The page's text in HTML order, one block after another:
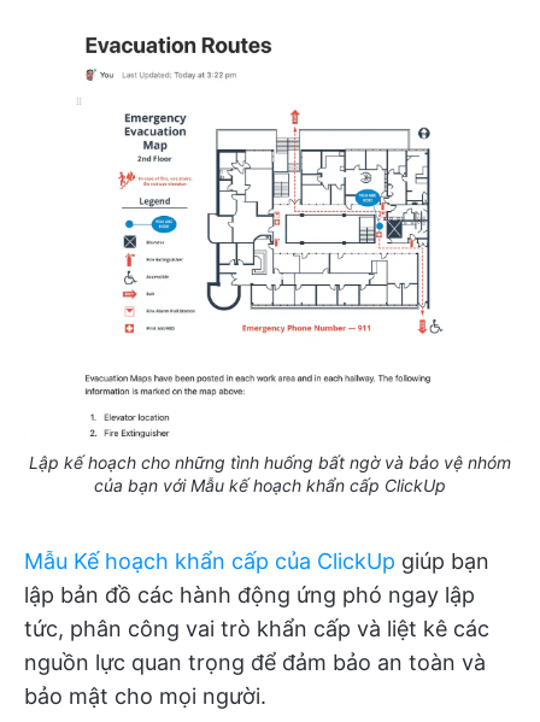
Lập kế hoạch cho những tình huống bất ngờ và bảo vệ nhóm
của bạn với Mẫu kế hoạch khẩn cấp ClickUp
Mẫu Kế hoạch khẩn cấp của ClickUp giúp bạn
lập bản đồ các hành động ứng phó ngay lập
tức, phân công vai trò khẩn cấp và liệt kê các
nguồn lực quan trọng để đảm bảo an toàn và
bảo mật cho mọi người.